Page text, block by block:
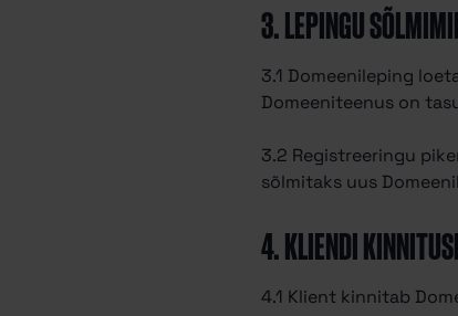
3. LEPINGU
3.1 Domeenileping
Domeeniteenus on
3.2 Registreeringu
sõlmitaks uus
4. KLIENDI
4.1 Klient kinnitab